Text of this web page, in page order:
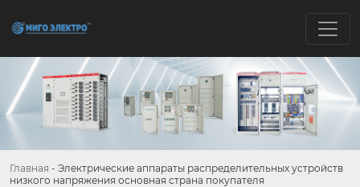
Главная - Электрические аппараты распределительных устройств
низкого напряжения основная страна покупателя